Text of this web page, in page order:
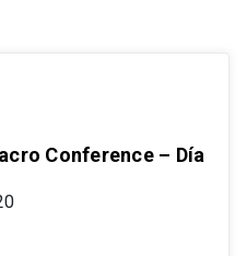
Conference – Día